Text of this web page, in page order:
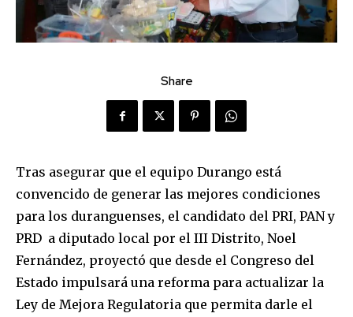
Share
Tras asegurar que el equipo Durango está
convencido de generar las mejores condiciones
para los duranguenses, el candidato del PRI, PAN y
PRD a diputado local por el III Distrito, Noel
Fernández, proyectó que desde el Congreso del
Estado impulsará una reforma para actualizar la
Ley de Mejora Regulatoria que permita darle el